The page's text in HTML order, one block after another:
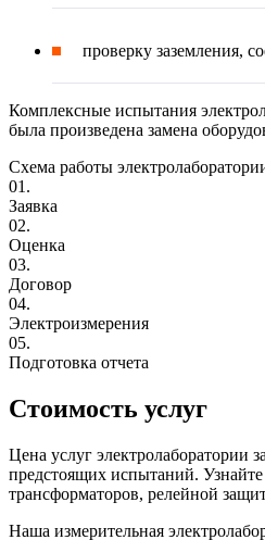
проверку заземления,
Комплексные испытания
была произведена замена
Схема работы
01.
Заявка
02.
Оценка
03.
Договор
04.
Электроизмерения
05.
Подготовка отчета
Стоимость услуг
Цена услуг электролаборатории
предстоящих испытаний.
трансформаторов, релейной
Наша измерительная